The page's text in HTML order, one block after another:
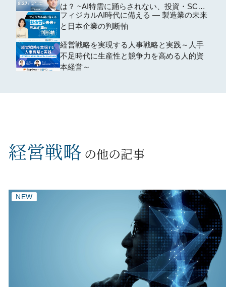
は？ ~AI特需に踊らされない、投資・SCM
の判断軸~
フィジカルAI時代に備える ― 製造業の未来
と日本企業の判断軸
経営戦略を実現する人事戦略と実践～人手
不足時代に生産性と競争力を高める人的資
本経営～
経営戦略 の他の記事
NEW